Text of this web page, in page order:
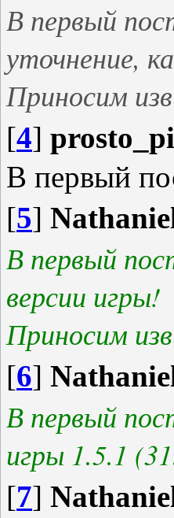
В первый
уточнение,
Приносим
[4]
В первый
[5]
В первый
версии игры!
Приносим
[6]
В первый
игры 1.5.1
[7]